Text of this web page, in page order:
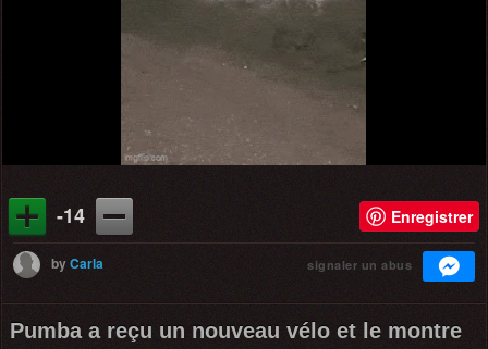
-14 Enregistrer
byCarla signaler un abus
Pumba a reçu un nouveau vélo et le montre